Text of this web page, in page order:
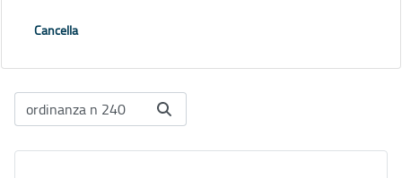
Cancella